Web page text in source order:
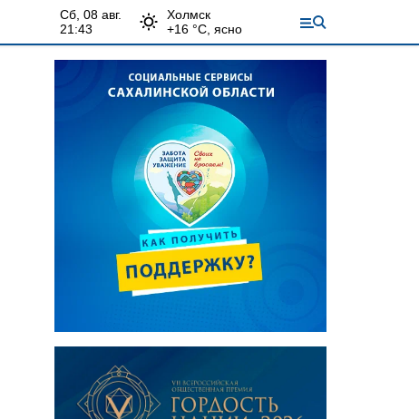
сб, 08 авг.
21:43
Холмск
+16 °С, ясно